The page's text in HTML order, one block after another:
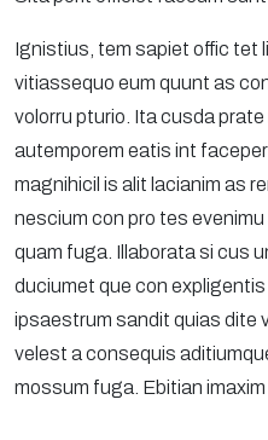
Ignistius, tem sapiet offic tet
vitiassequo eum quunt as
volorru pturio. Ita cusda
autemporem eatis int
magnihicil is alit lacianim as
nescium con pro tes
quam fuga. Illaborata si cus
duciumet que con
ipsaestrum sandit quias dite
velest a consequis
mossum fuga. Ebitian imaxim